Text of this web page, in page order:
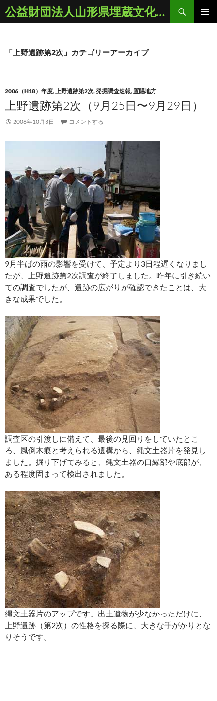
ン
プ
公益財団法人山形県埋蔵文化財センター
検
索
「上野遺跡第2次」カテゴリーアーカイブ
2006（H18）年度,上野遺跡第2次,発掘調査速報,置賜地方
上野遺跡第2次（9月25日〜9月29日）
2006年10月3日 コメントする
9月半ばの雨の影響を受けて、予定より3日程遅くなりまし
たが、上野遺跡第2次調査が終了しました。昨年に引き続い
ての調査でしたが、遺跡の広がりが確認できたことは、大
きな成果でした。
調査区の引渡しに備えて、最後の見回りをしていたとこ
ろ、風倒木痕と考えられる遺構から、縄文土器片を発見し
ました。掘り下げてみると、縄文土器の口縁部や底部が、
ある程度固まって検出されました。
縄文土器片のアップです。出土遺物が少なかっただけに、
上野遺跡（第2次）の性格を探る際に、大きな手がかりとな
りそうです。